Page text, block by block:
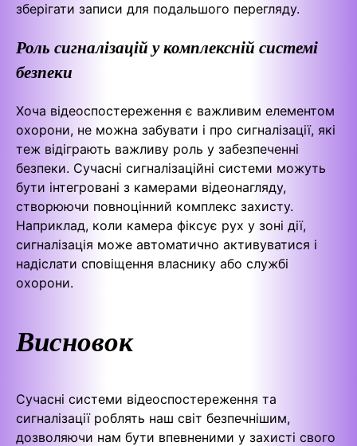
зберігати записи для подальшого перегляду.
Роль сигналізацій у комплексній системі
безпеки
Хоча відеоспостереження є важливим елементом
охорони, не можна забувати і про сигналізації, які
теж відіграють важливу роль у забезпеченні
безпеки. Сучасні сигналізаційні системи можуть
бути інтегровані з камерами відеонагляду,
створюючи повноцінний комплекс захисту.
Наприклад, коли камера фіксує рух у зоні дії,
сигналізація може автоматично активуватися і
надіслати сповіщення власнику або службі
охорони.
Висновок
Сучасні системи відеоспостереження та
сигналізації роблять наш світ безпечнішим,
дозволяючи нам бути впевненими у захисті свого